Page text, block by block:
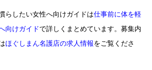
らしたい女性へ向けガイドは仕事前に体を軽
向けガイドで詳しくまとめています。募集内
ほぐしまん名護店の求人情報をご覧くださ